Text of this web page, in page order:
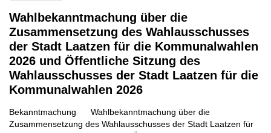
Wahlbekanntmachung über die
Zusammensetzung des Wahlausschusses
der Stadt Laatzen für die Kommunalwahlen
2026 und Öffentliche Sitzung des
Wahlausschusses der Stadt Laatzen für die
Kommunalwahlen 2026
Bekanntmachung Wahlbekanntmachung über die
Zusammensetzung des Wahlausschusses der Stadt Laatzen für